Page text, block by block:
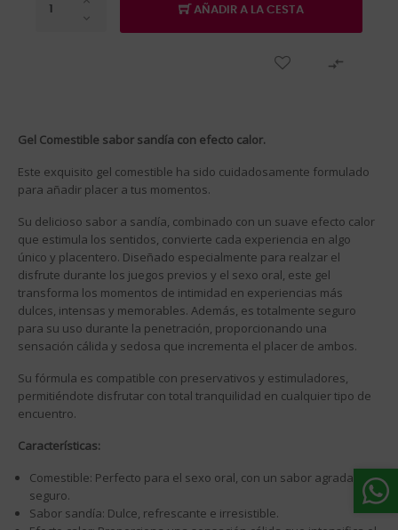
AÑADIR A LA CESTA

Gel Comestible sabor sandía con efecto calor.
Este exquisito gel comestible ha sido cuidadosamente formulado
para añadir placer a tus momentos.
Su delicioso sabor a sandía, combinado con un suave efecto calor
que estimula los sentidos, convierte cada experiencia en algo
único y placentero. Diseñado especialmente para realzar el
disfrute durante los juegos previos y el sexo oral, este gel
transforma los momentos de intimidad en experiencias más
dulces, intensas y memorables. Además, es totalmente seguro
para su uso durante la penetración, proporcionando una
sensación cálida y sedosa que incrementa el placer de ambos.
Su fórmula es compatible con preservativos y estimuladores,
permitiéndote disfrutar con total tranquilidad en cualquier tipo de
encuentro.
Características:
Comestible: Perfecto para el sexo oral, con un sabor agradable y
seguro.
Sabor sandía: Dulce, refrescante e irresistible.